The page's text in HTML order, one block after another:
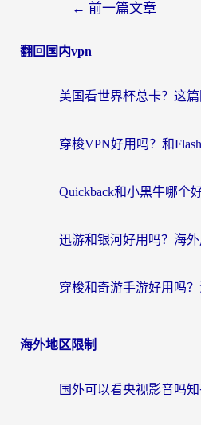
← 前一篇文章
翻回国内vpn
海外地区限制